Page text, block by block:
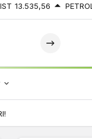
13.535,56 PETROL